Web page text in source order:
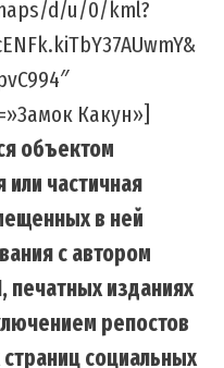
d/u/0/kml?
Какун»]
объектом
или частичная
в ней
с автором
изданиях
репостов
социальных